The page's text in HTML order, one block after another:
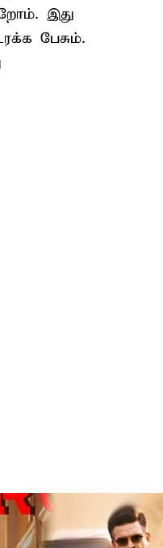
இது
பேசும்.